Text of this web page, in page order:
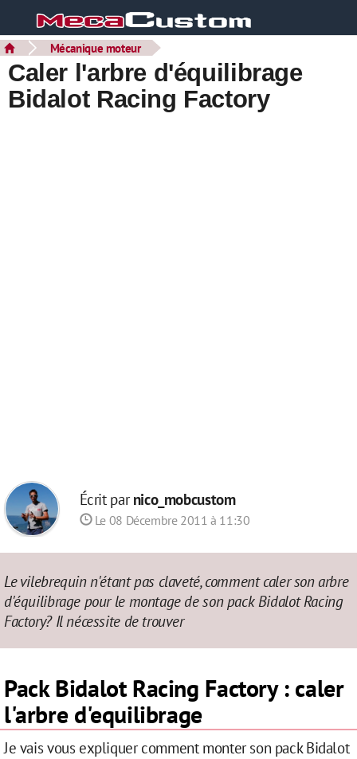
Mécanique moteur
Caler l'arbre d'équilibrage
Bidalot Racing Factory
Écrit parnico_mobcustom
Le 08 Décembre 2011 à 11:30
Le vilebrequin n'étant pas claveté, comment caler son arbre
d'équilibrage pour le montage de son pack Bidalot Racing
Factory? Il nécessite de trouver
Pack Bidalot Racing Factory : caler
l'arbre d'equilibrage
Je vais vous expliquer comment monter son pack Bidalot